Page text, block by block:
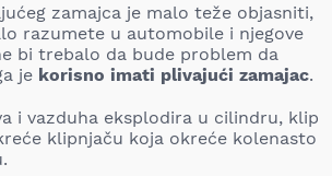
zamajca je malo teže objasniti,
razumete u automobile i njegove
bi trebalo da bude problem da
je korisno imati plivajući zamajac.
i vazduha eksplodira u cilindru, klip
klipnjaču koja okreće kolenasto